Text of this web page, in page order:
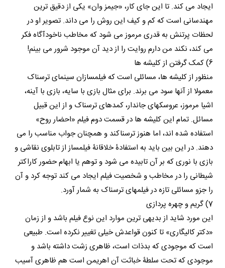
ایجاد می کند. تا این جای کار، «جیمز وان» یکی از دقیق ترین
مهندسانی است که کم و کیف این روش را می داند. تصویر او در
لحظات پرتنش به قدری مرموز می شود که مخاطب ناخودآگاه فکر
می کند، نکند من دارم روایت را از دید آن موجود شرور می بینم!
6) کمک گرفتن از کلیشه ها
منظور از کلیشه ها، مسائلی است که فیلمسازان سینمای ترسناک
معمولا از آنها سود می برند. برای مثال بازی با سایه، بازی با آینه،
اشیا مرموز، عروسکهای جاندار، کمدهای ترسناک و از این قبیل
مسائل. تمام این کلیشه ها در قسمت دوم فیلم «احضار روح»
استفاده شده اند، اما هنوز ترسناکند و همچنان جواب مناسب را می
دهند. در این بین باید به استفادۀ خلاقانۀ فیلمساز از تابلوی نقاشی و
بازی با نوری که بر آن تابیده می شود و توهم یا ابهام حضور کاراکتر
شیطانی را در مخاطب و شخصیت فیلم ایجاد می کند توجه کرد و آن
را جزو مسائلی تازه در فیلمهای ترسناک به شمار آورد.
7) گریم و چهره پردازی
این مورد شاید از بدیهی ترین موارد این نوع فیلم باشد و از زمان
«دکتر کالیگاری» تا کنون قواعدش خیلی تغییر نکرده است. طبیعی
است که موجودی که بدذات است، ظاهری زشت داشته باشد و
موجودی که تحت سلطۀ خباثت آن اهریمن است هم ظاهری آسیب